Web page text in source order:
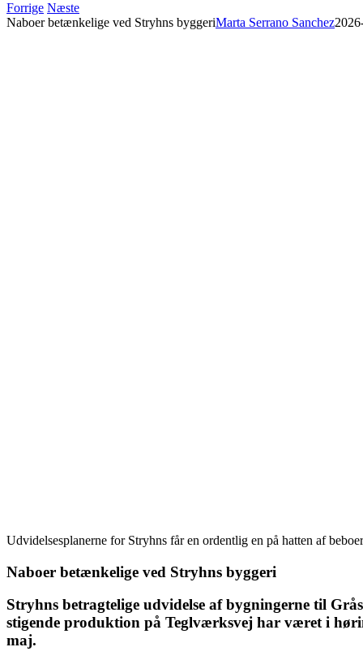
Forrige Næste
Naboer betænkelige ved Stryhns byggeriMarta Serrano Sanchez
Udvidelsesplanerne for Stryhns får en ordentlig en på hatten af
Naboer betænkelige ved Stryhns byggeri
Stryhns betragtelige udvidelse af bygningerne til
stigende produktion på Teglværksvej har været i
maj.